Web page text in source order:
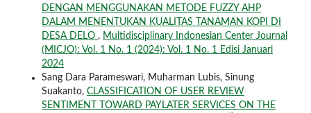
DENGAN MENGGUNAKAN METODE FUZZY AHP
DALAM MENENTUKAN KUALITAS TANAMAN KOPI DI
DESA DELO , Multidisciplinary Indonesian Center Journal
(MICJO): Vol. 1 No. 1 (2024): Vol. 1 No. 1 Edisi Januari
2024
Sang Dara Parameswari, Muharman Lubis, Sinung
Suakanto, CLASSIFICATION OF USER REVIEW
SENTIMENT TOWARD PAYLATER SERVICES ON THE